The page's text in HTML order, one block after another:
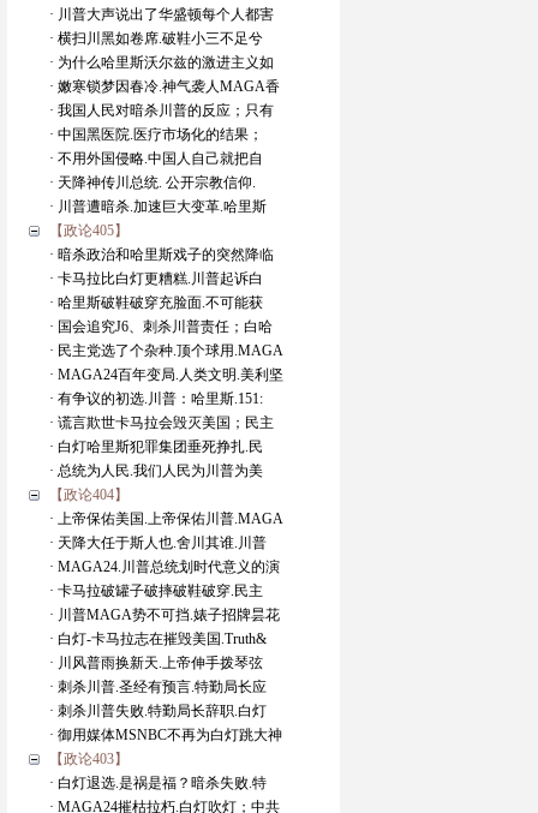
· 川普大声说出了华盛顿每个人都害
· 横扫川黑如卷席.破鞋小三不足兮
· 为什么哈里斯沃尔兹的激进主义如
· 嫩寒锁梦因春冷.神气袭人MAGA香
· 我国人民对暗杀川普的反应；只有
· 中国黑医院.医疗市场化的结果；
· 不用外国侵略.中国人自己就把自
· 天降神传川总统. 公开宗教信仰.
· 川普遭暗杀.加速巨大变革.哈里斯
【政论405】
· 暗杀政治和哈里斯戏子的突然降临
· 卡马拉比白灯更糟糕.川普起诉白
· 哈里斯破鞋破穿充脸面.不可能获
· 国会追究J6、刺杀川普责任；白哈
· 民主党选了个杂种.顶个球用.MAGA
· MAGA24百年变局.人类文明.美利坚
· 有争议的初选.川普：哈里斯.151:
· 谎言欺世卡马拉会毁灭美国；民主
· 白灯哈里斯犯罪集团垂死挣扎.民
· 总统为人民.我们人民为川普为美
【政论404】
· 上帝保佑美国.上帝保佑川普.MAGA
· 天降大任于斯人也.舍川其谁.川普
· MAGA24.川普总统划时代意义的演
· 卡马拉破罐子破摔破鞋破穿.民主
· 川普MAGA势不可挡.婊子招牌昙花
· 白灯-卡马拉志在摧毁美国.Truth&
· 川风普雨换新天.上帝伸手拨琴弦
· 刺杀川普.圣经有预言.特勤局长应
· 刺杀川普失败.特勤局长辞职.白灯
· 御用媒体MSNBC不再为白灯跳大神
【政论403】
· 白灯退选.是祸是福？暗杀失败.特
· MAGA24摧枯拉朽.白灯吹灯；中共